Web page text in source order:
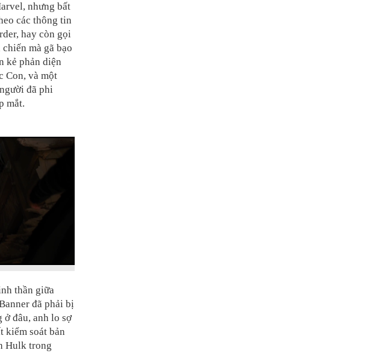
nhưng bất
các thông tin
hay còn gọi
mà gã bạo
kẻ phản diện
Con, và một
đã phi
mắt.
thần giữa
đã phải bị
ở đâu, anh lo sợ
kiểm soát bản
Hulk trong